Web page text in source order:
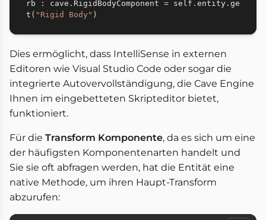
rb : cave . RigidBodyComponent = self . entity . ge
t ( "Rigid Body" )
Dies ermöglicht, dass IntelliSense in externen
Editoren wie Visual Studio Code oder sogar die
integrierte Autovervollständigung, die Cave Engine
Ihnen im eingebetteten Skripteditor bietet,
funktioniert.
Für die Transform Komponente, da es sich um eine
der häufigsten Komponentenarten handelt und
Sie sie oft abfragen werden, hat die Entität eine
native Methode, um ihren Haupt-Transform
abzurufen: